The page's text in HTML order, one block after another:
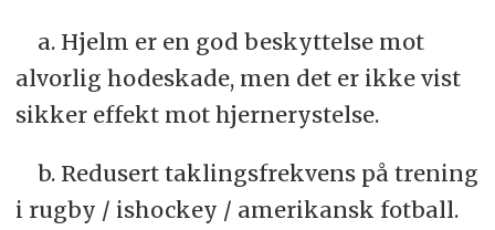
a. Hjelm er en god beskyttelse mot
alvorlig hodeskade, men det er ikke vist
sikker effekt mot hjernerystelse.
b. Redusert taklingsfrekvens på trening
i rugby / ishockey / amerikansk fotball.